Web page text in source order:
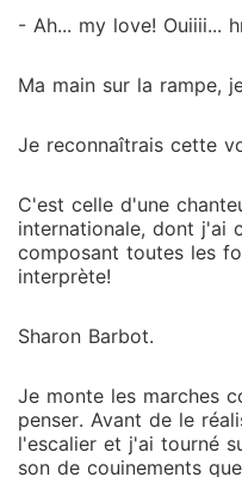
- Ah... my love! Ouiiii...
Ma main sur la rampe,
Je reconnaîtrais cette
C'est celle d'une
internationale, dont j'ai
composant toutes les
interprète!
Sharon Barbot.
Je monte les marches
penser. Avant de le
l'escalier et j'ai tourné
son de couinements